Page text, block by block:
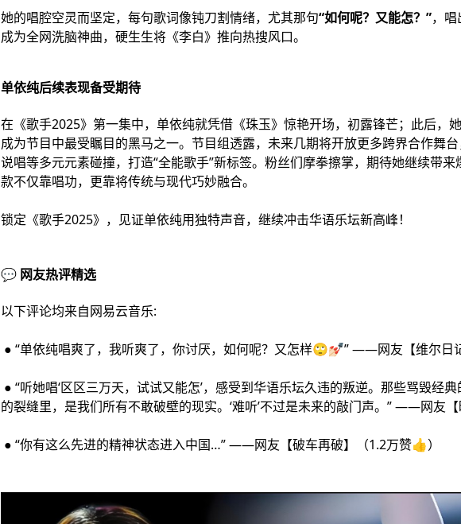
她的唱腔空灵而坚定，每句歌词像钝刀割情绪，尤其那句“如何呢？又能怎？”，
成为全网洗脑神曲，硬生生将《李白》推向热搜风口。
单依纯后续表现备受期待
在《歌手2025》第一集中，单依纯就凭借《珠玉》惊艳开场，初露锋芒；此后，
成为节目中最受瞩目的黑马之一。节目组透露，未来几期将开放更多跨界合作舞台
说唱等多元元素碰撞，打造“全能歌手”新标签。粉丝们摩拳擦掌，期待她继续带
款不仅靠唱功，更靠将传统与现代巧妙融合。
锁定《歌手2025》，见证单依纯用独特声音，继续冲击华语乐坛新高峰！
💬 网友热评精选
以下评论均来自网易云音乐:
● “单依纯唱爽了，我听爽了，你讨厌，如何呢？又怎样🙄💅🏻” ——网友【维尔日
● “听她唱‘区区三万天，试试又能怎’，感受到华语乐坛久违的叛逆。那些骂毁经
的裂缝里，是我们所有不敢破壁的现实。‘难听’不过是未来的敲门声。” ——网友
● “你有这么先进的精神状态进入中国…” ——网友【破车再破】（1.2万赞👍）